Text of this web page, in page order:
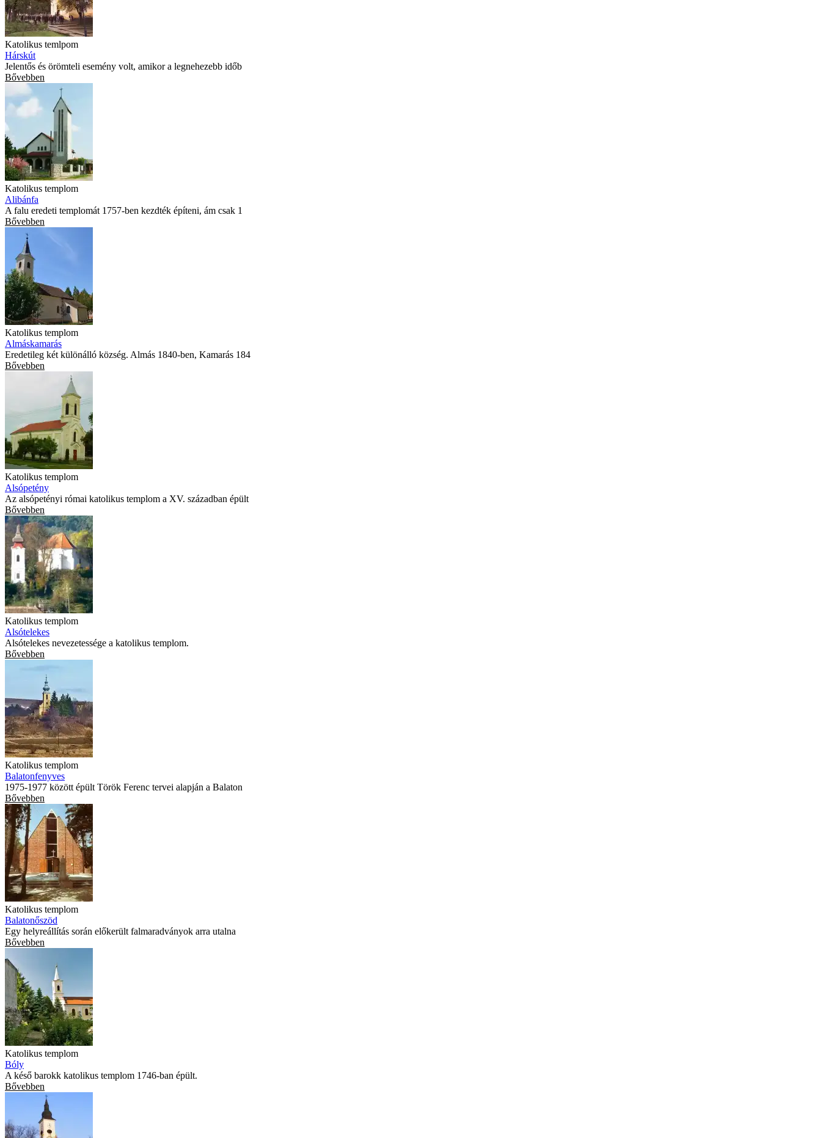
Katolikus temlpom
Hárskút
Jelentős és örömteli esemény volt, amikor a legnehezebb időb
Bővebben
Katolikus templom
Alibánfa
A falu eredeti templomát 1757-ben kezdték építeni, ám csak 1
Bővebben
Katolikus templom
Almáskamarás
Eredetileg két különálló község. Almás 1840-ben, Kamarás 184
Bővebben
Katolikus templom
Alsópetény
Az alsópetényi római katolikus templom a XV. században épült
Bővebben
Katolikus templom
Alsótelekes
Alsótelekes nevezetessége a katolikus templom.
Bővebben
Katolikus templom
Balatonfenyves
1975-1977 között épült Török Ferenc tervei alapján a Balaton
Bővebben
Katolikus templom
Balatonőszöd
Egy helyreállítás során előkerült falmaradványok arra utalna
Bővebben
Katolikus templom
Bóly
A késő barokk katolikus templom 1746-ban épült.
Bővebben